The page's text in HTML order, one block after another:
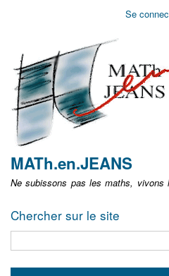
non
identifié
Se
MATh.en.JEANS
Ne subissons pas les maths, vivons
Chercher sur le site